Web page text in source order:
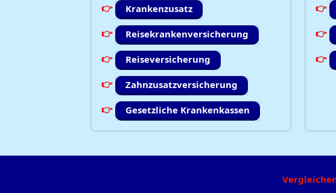
Krankenzusatz
Reisekrankenversicherung
Reiseversicherung
Zahnzusatzversicherung
Gesetzliche Krankenkassen